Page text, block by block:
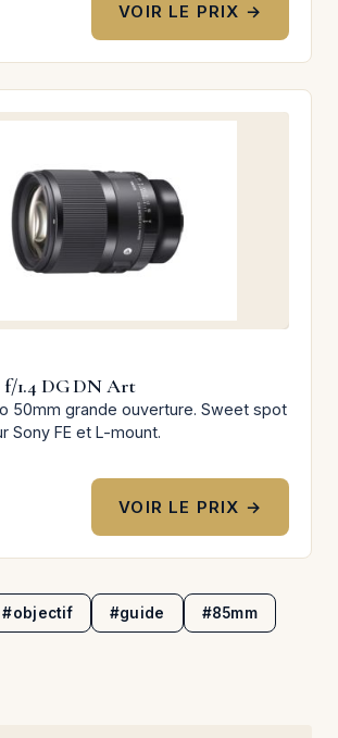
VOIR LE PRIX →
f/1.4 DG DN Art
50mm grande ouverture. Sweet spot
Sony FE et L-mount.
VOIR LE PRIX →
#objectif #guide #85mm